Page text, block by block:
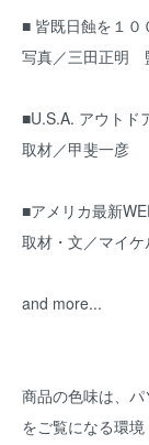
■ 皆既日蝕を１０
写真／三田正明
■U.S.A. アウトド
取材／甲斐一彦
■アメリカ最新
取材・文／マイケ
and more...
商品の色味は、
をご覧になる環